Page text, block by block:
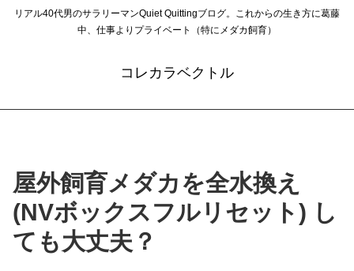
リアル40代男のサラリーマンQuiet Quittingブログ。これからの生き方に葛藤
中、仕事よりプライベート（特にメダカ飼育）
コレカラベクトル
屋外飼育メダカを全水換え
(NVボックスフルリセット) し
ても大丈夫？